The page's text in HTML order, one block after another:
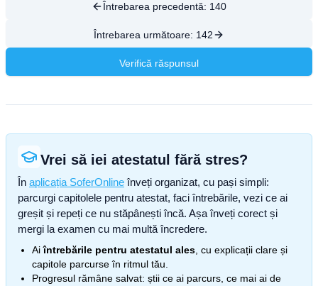
Întrebarea precedentă: 140
Întrebarea următoare: 142
Verifică răspunsul
Vrei să iei atestatul fără stres?
În aplicația SoferOnline înveți organizat, cu pași simpli:
parcurgi capitolele pentru atestat, faci întrebările, vezi ce ai
greșit și repeți ce nu stăpânești încă. Așa înveți corect și
mergi la examen cu mai multă încredere.
Aiîntrebările pentru atestatul ales , cu explicații clare și
capitole parcurse în ritmul tău.
Progresul rămâne salvat: știi ce ai parcurs, ce mai ai de